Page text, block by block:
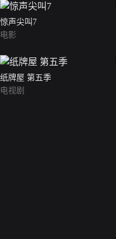
惊声尖叫7
电影
纸牌屋 第五季
电视剧